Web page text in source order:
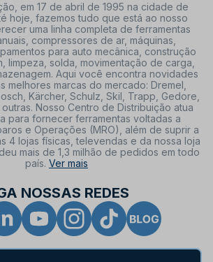
em 17 de abril de 1995 na cidade de
hoje, fazemos tudo que está ao nosso
uma linha completa de ferramentas
compressores de ar, máquinas,
para auto mecânica, construção
limpeza, solda, movimentação de carga,
Aqui você encontra novidades
melhores marcas do mercado: Dremel,
Kärcher, Schulz, Skil, Trapp, Gedore,
Nosso Centro de Distribuição atua
para fornecer ferramentas voltadas a
e Operações (MRO), além de suprir a
4 lojas físicas, televendas e da nossa loja
mais de 1,3 milhão de pedidos em todo
país. Ver mais
NOSSAS REDES